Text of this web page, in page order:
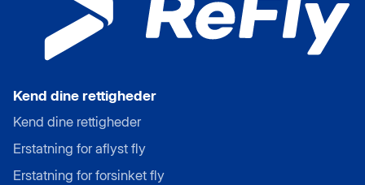
Kend dine rettigheder
Kend dine rettigheder
Erstatning for aflyst fly
Erstatning for forsinket fly